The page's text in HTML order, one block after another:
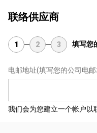
联络供应商
1 2 3 填写您
电邮地址(填写您的公司电
我们会为您建立一个帐户以